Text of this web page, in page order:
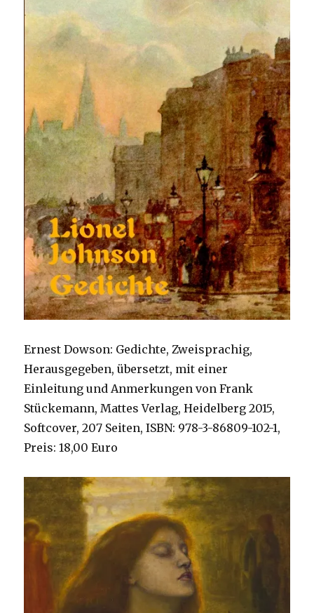
Ernest Dowson: Gedichte, Zweisprachig,
Herausgegeben, übersetzt, mit einer
Einleitung und Anmerkungen von Frank
Stückemann, Mattes Verlag, Heidelberg 2015,
Softcover, 207 Seiten, ISBN: 978-3-86809-102-1,
Preis: 18,00 Euro